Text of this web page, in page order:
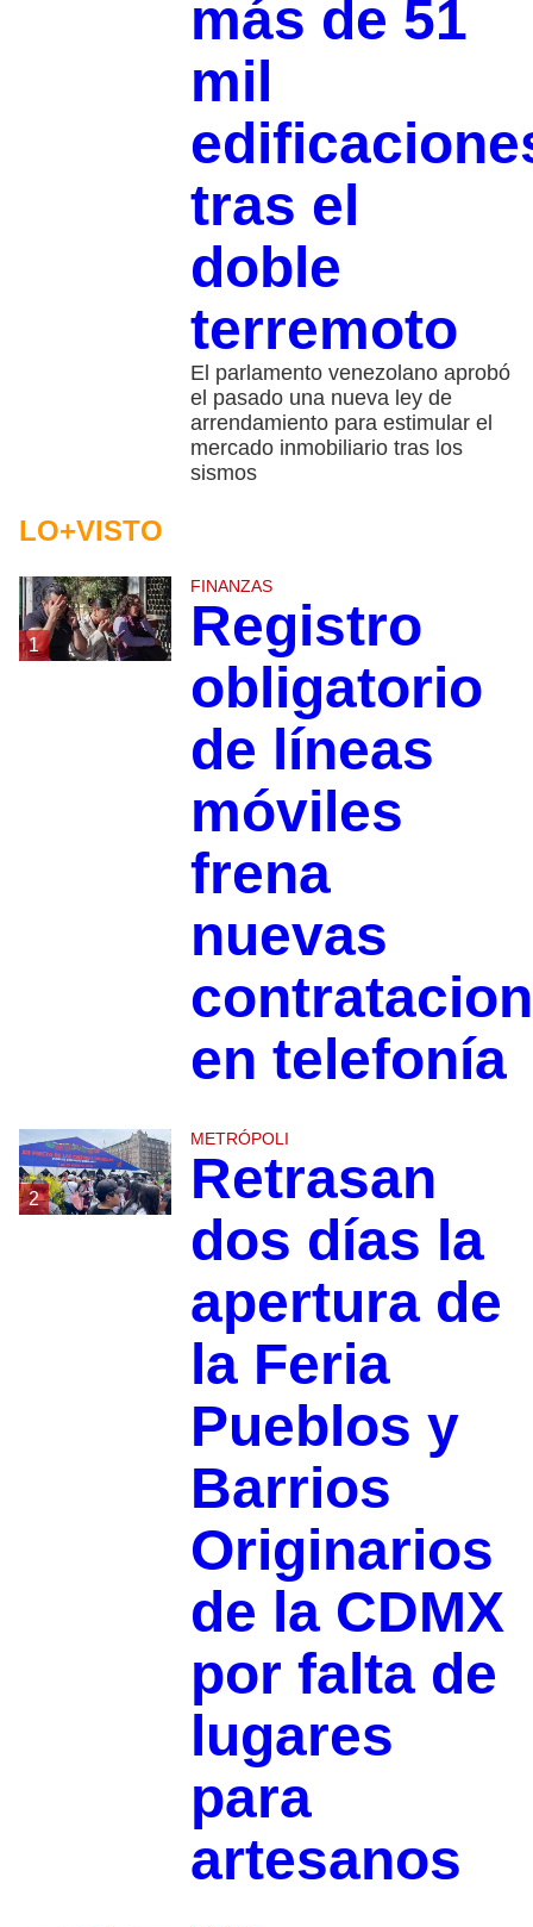
más de 51
mil
tras el
doble
terremoto
El parlamento venezolano aprobó
el pasado una nueva ley de
arrendamiento para estimular el
mercado inmobiliario tras los
sismos
LO+VISTO
1
FINANZAS
Registro
obligatorio
de líneas
móviles
frena
nuevas
en telefonía
2
METRÓPOLI
Retrasan
dos días la
apertura de
la Feria
Pueblos y
Barrios
Originarios
de la CDMX
por falta de
lugares
para
artesanos